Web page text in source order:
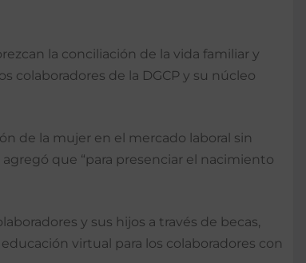
la conciliación de la vida familiar y
colaboradores de la DGCP y su núcleo
de la mujer en el mercado laboral sin
que “para presenciar el nacimiento
y sus hijos a través de becas,
virtual para los colaboradores con